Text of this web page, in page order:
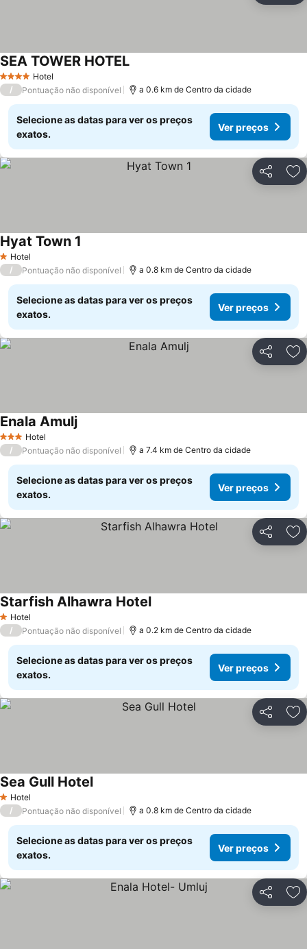
4 EstrelasHotel
SEA TOWER HOTEL
/ Pontuação não disponível a 0.6 km de Centro da cidade
Selecione as datas para ver os preços
exatos.
Ver preços
Partilhar
1 Estrelas
Hotel
Hyat Town 1
/ Pontuação não disponível a 0.8 km de Centro da cidade
Selecione as datas para ver os preços
exatos.
Ver preços
Partilhar
3 EstrelasHotel
Enala Amulj
/ Pontuação não disponível a 7.4 km de Centro da cidade
Selecione as datas para ver os preços
exatos.
Ver preços
Partilhar
1 Estrelas
Hotel
Starfish Alhawra Hotel
/ Pontuação não disponível a 0.2 km de Centro da cidade
Selecione as datas para ver os preços
exatos.
Ver preços
Partilhar
1 Estrelas
Hotel
Sea Gull Hotel
/ Pontuação não disponível a 0.8 km de Centro da cidade
Selecione as datas para ver os preços
exatos.
Ver preços
Partilhar